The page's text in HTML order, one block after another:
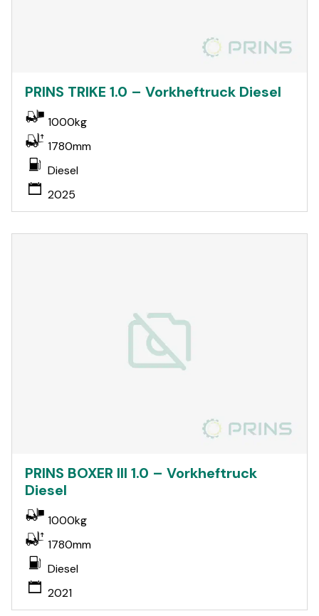
PRINS TRIKE 1.0 – Vorkheftruck Diesel
1000kg
1780mm
Diesel
2025
PRINS BOXER III 1.0 – Vorkheftruck
Diesel
1000kg
1780mm
Diesel
2021